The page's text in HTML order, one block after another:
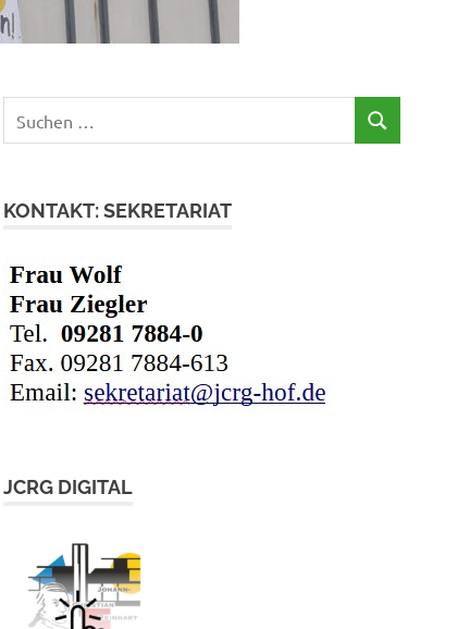
nach:
SUCHEN
KONTAKT: SEKRETARIAT
JCRG DIGITAL